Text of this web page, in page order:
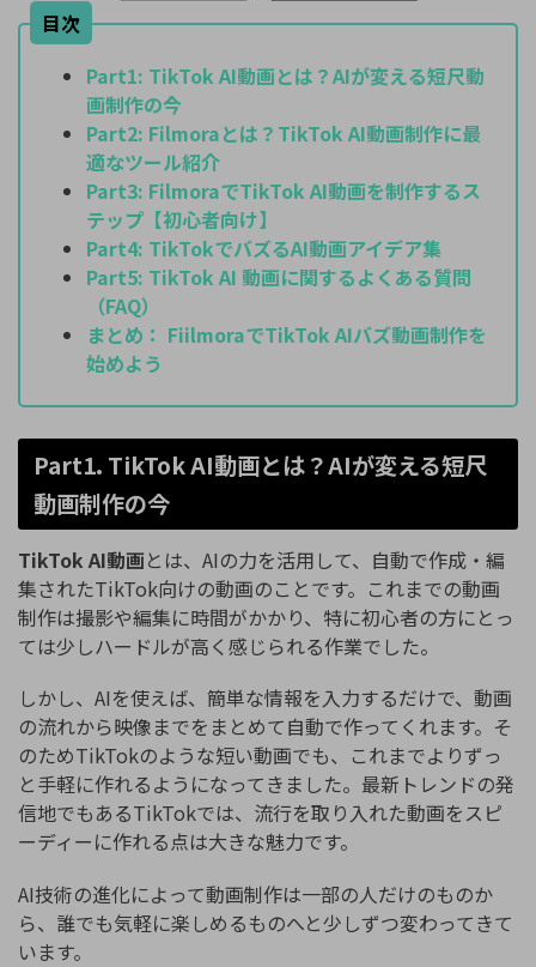
目次
Part1: TikTok AI動画とは？AIが変える短尺動
画制作の今
Part2: Filmoraとは？TikTok AI動画制作に最
適なツール紹介
Part3: FilmoraでTikTok AI動画を制作するス
テップ【初心者向け】
Part4: TikTokでバズるAI動画アイデア集
Part5: TikTok AI 動画に関するよくある質問
（FAQ）
まとめ： FiilmoraでTikTok AIバズ動画制作を
始めよう
Part1. TikTok AI動画とは？AIが変える短尺
動画制作の今
TikTok AI動画とは、AIの力を活用して、自動で作成・編
集されたTikTok向けの動画のことです。これまでの動画
制作は撮影や編集に時間がかかり、特に初心者の方にとっ
ては少しハードルが高く感じられる作業でした。
しかし、AIを使えば、簡単な情報を入力するだけで、動画
の流れから映像までをまとめて自動で作ってくれます。そ
のためTikTokのような短い動画でも、これまでよりずっ
と手軽に作れるようになってきました。最新トレンドの発
信地でもあるTikTokでは、流行を取り入れた動画をスピ
ーディーに作れる点は大きな魅力です。
AI技術の進化によって動画制作は一部の人だけのものか
ら、誰でも気軽に楽しめるものへと少しずつ変わってきて
います。